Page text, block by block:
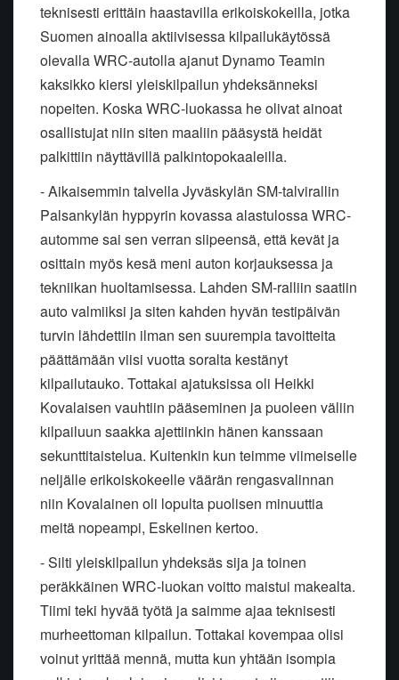
teknisesti erittäin haastavilla erikoiskokeilla, jotka
Suomen ainoalla aktiivisessa kilpailukäytössä
olevalla WRC-autolla ajanut Dynamo Teamin
kaksikko kiersi yleiskilpailun yhdeksänneksi
nopeiten. Koska WRC-luokassa he olivat ainoat
osallistujat niin siten maaliin pääsystä heidät
palkittiin näyttävillä palkintopokaaleilla.
- Aikaisemmin talvella Jyväskylän SM-talvirallin
Palsankylän hyppyrin kovassa alastulossa WRC-
automme sai sen verran siipeensä, että kevät ja
osittain myös kesä meni auton korjauksessa ja
tekniikan huoltamisessa. Lahden SM-ralliin saatiin
auto valmiiksi ja siten kahden hyvän testipäivän
turvin lähdettiin ilman sen suurempia tavoitteita
päättämään viisi vuotta soralta kestänyt
kilpailutauko. Tottakai ajatuksissa oli Heikki
Kovalaisen vauhtiin pääseminen ja puoleen väliin
kilpailuun saakka ajettiinkin hänen kanssaan
sekunttitaistelua. Kuitenkin kun teimme viimeiselle
neljälle erikoiskokeelle väärän rengasvalinnan
niin Kovalainen oli lopulta puolisen minuuttia
meitä nopeampi, Eskelinen kertoo.
- Silti yleiskilpailun yhdeksäs sija ja toinen
peräkkäinen WRC-luokan voitto maistui makealta.
Tiimi teki hyvää työtä ja saimme ajaa teknisesti
murheettoman kilpailun. Tottakai kovempaa olisi
voinut yrittää mennä, mutta kun yhtään isompia